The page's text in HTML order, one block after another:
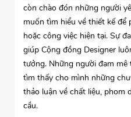
còn chào đón những người
muốn tìm hiểu về thiết kế để
hoặc công việc hiện tại. Sự
giúp Cộng đồng Designer
tưởng. Những người đam mê
tìm thấy cho mình những
thảo luận về chất liệu, phom
cầu.